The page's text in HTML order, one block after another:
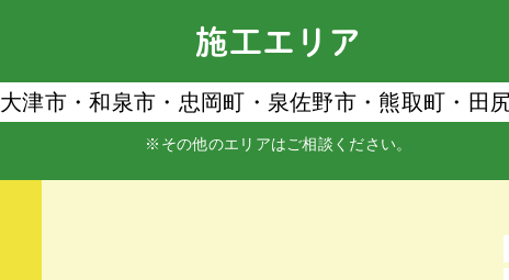
施工エリア
津市・和泉市・忠岡町・泉佐野市・熊取町・⽥
※その他のエリアはご相談ください。